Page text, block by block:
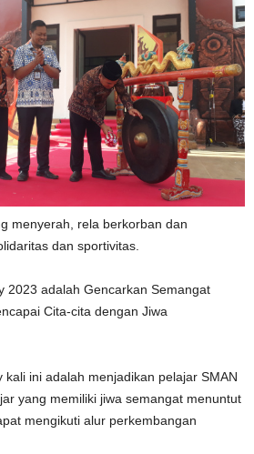
menyerah, rela berkorban dan
dan sportivitas.
2023 adalah Gencarkan Semangat
Cita-cita dengan Jiwa
kali ini adalah menjadikan pelajar SMAN
yang memiliki jiwa semangat menuntut
mengikuti alur perkembangan